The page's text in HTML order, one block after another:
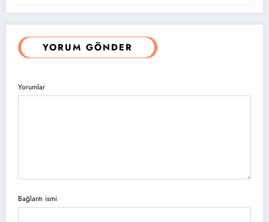
YORUM GÖNDER
Yorumlar
Bağlantı ismi